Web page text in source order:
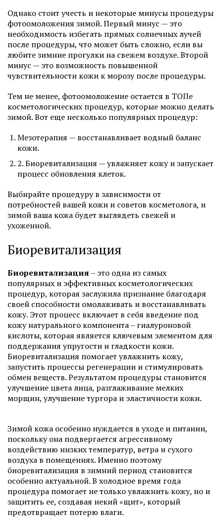
Однако стоит учесть и некоторые минусы процедуры
фотоомоложения зимой. Первый минус — это
необходимость избегать прямых солнечных лучей
после процедуры, что может быть сложно, если вы
любите зимние прогулки на свежем воздухе. Второй
минус — это возможность повышенной
чувствительности кожи к морозу после процедуры.
Тем не менее, фотоомоложение остается в ТОПе
косметологических процедур, которые можно делать
зимой. Вот еще несколько популярных процедур:
Мезотерапия — восстанавливает водный баланс
кожи.
2. Биоревитализация — увлажняет кожу и запускает
процесс обновления клеток.
Выбирайте процедуру в зависимости от
потребностей вашей кожи и советов косметолога, и
зимой ваша кожа будет выглядеть свежей и
ухоженной.
Биоревитализация
Биоревитализация – это одна из самых
популярных и эффективных косметологических
процедур, которая заслужила признание благодаря
своей способности омолаживать и восстанавливать
кожу. Этот процесс включает в себя введение под
кожу натурального компонента – гиалуроновой
кислоты, которая является ключевым элементом для
поддержания упругости и гладкости кожи.
Биоревитализация помогает увлажнить кожу,
запустить процессы регенерации и стимулировать
обмен веществ. Результатом процедуры становится
улучшение цвета лица, разглаживание мелких
морщин, улучшение тургора и эластичности кожи.
Зимой кожа особенно нуждается в уходе и питании,
поскольку она подвергается агрессивному
воздействию низких температур, ветра и сухого
воздуха в помещениях. Именно поэтому
биоревитализация в зимний период становится
особенно актуальной. В холодное время года
процедура помогает не только увлажнить кожу, но и
защитить ее, создавая некий «щит», который
предотвращает потерю влаги.